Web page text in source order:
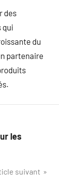
des
qui
du
partenaire
les
suivant